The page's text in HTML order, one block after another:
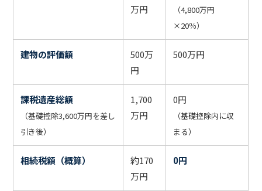
万円
（4,800万円
×20％）
建物の評価額
500万
円
500万円
課税遺産総額
（基礎控除3,600万円を差し
引き後）
1,700
万円
0円
（基礎控除内に収
まる）
相続税額（概算）
約170
万円
0円